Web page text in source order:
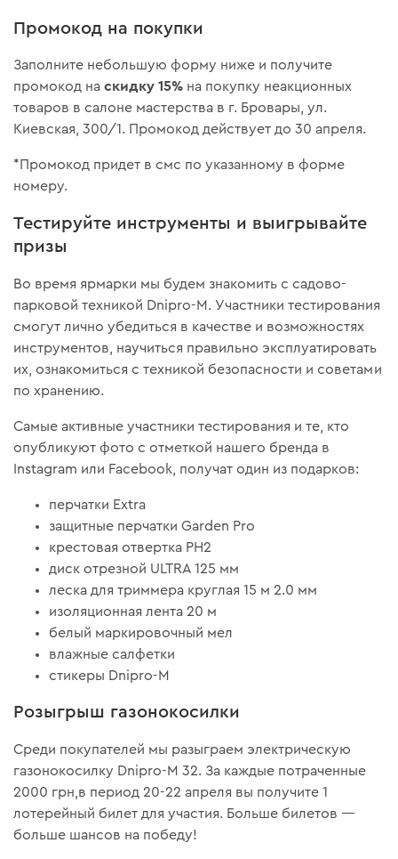
Промокод на покупки
Заполните небольшую форму ниже и получите
промокод наскидку 15% на покупку неакционных
товаров в салоне мастерства в г. Бровары, ул.
Киевская, 300/1. Промокод действует до 30 апреля.
*Промокод придет в смс по указанному в форме
номеру.
Тестируйте инструменты и выигрывайте
призы
Во время ярмарки мы будем знакомить с садово-
парковой техникой Dnipro-M. Участники тестирования
смогут лично убедиться в качестве и возможностях
инструментов, научиться правильно эксплуатировать
их, ознакомиться с техникой безопасности и советами
по хранению.
Самые активные участники тестирования и те, кто
опубликуют фото с отметкой нашего бренда в
Instagram или Facebook, получат один из подарков:
перчатки Extra
защитные перчатки Garden Pro
крестовая отвертка РН2
диск отрезной ULTRA 125 мм
леска для триммера круглая 15 м 2.0 мм
изоляционная лента 20 м
белый маркировочный мел
влажные салфетки
стикеры Dnipro-M
Розыгрыш газонокосилки
Среди покупателей мы разыграем электрическую
газонокосилку Dnipro-M 32. За каждые потраченные
2000 грн,в период 20-22 апреля вы получите 1
лотерейный билет для участия. Больше билетов —
больше шансов на победу!